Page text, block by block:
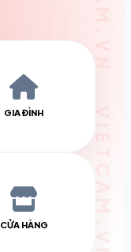
GIA ĐÌNH
CỬA HÀNG